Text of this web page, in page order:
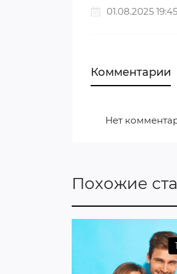
01.08.2025
Комментарии
Нет
Похожие